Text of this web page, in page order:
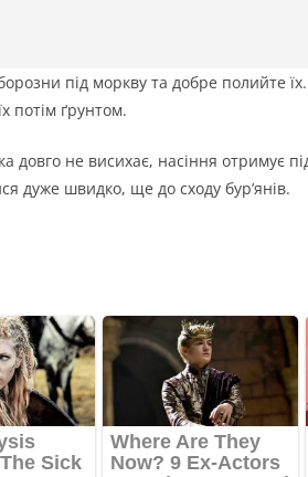
під моркву та добре полийте
потім ґрунтом.
довго не висихає, насіння отримує
дуже швидко, ще до сходу бур’янів.